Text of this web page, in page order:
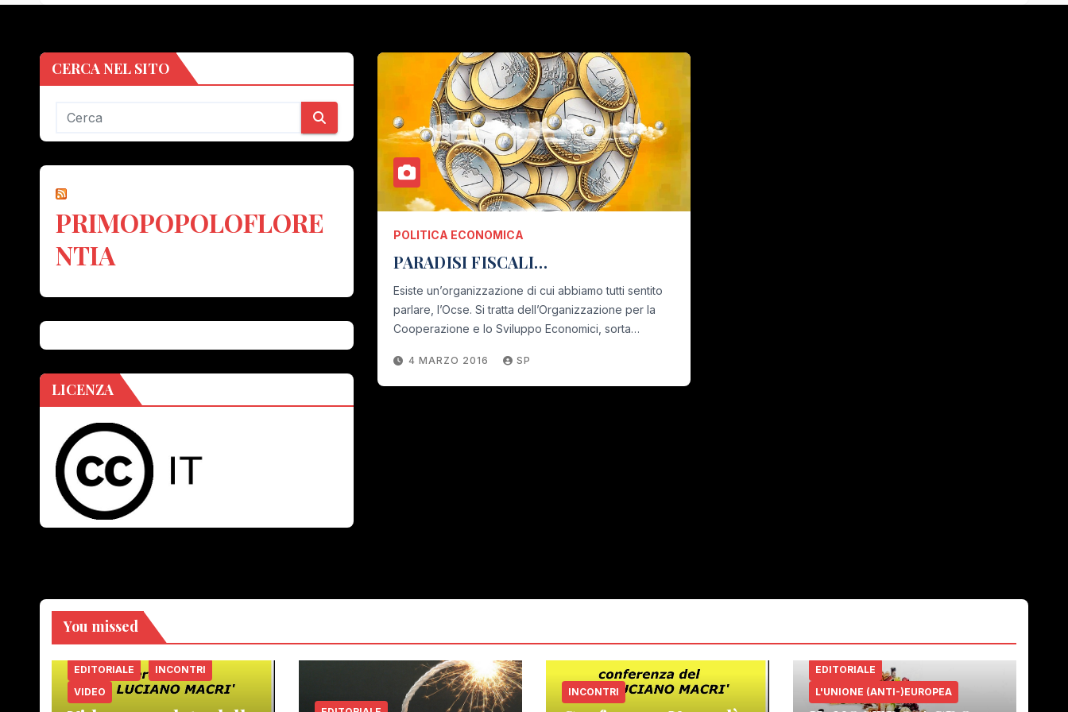
CERCA NEL SITO
PRIMOPOPOLOFLORE
NTIA
LICENZA
POLITICA ECONOMICA
PARADISI FISCALI…
Esiste un’organizzazione di cui abbiamo tutti sentito
parlare, l’Ocse. Si tratta dell’Organizzazione per la
Cooperazione e lo Sviluppo Economici, sorta…
4 MARZO 2016 SP
You missed
EDITORIALE
INCONTRI
VIDEO
INCONTRI
EDITORIALE
L'UNIONE (ANTI-)EUROPEA